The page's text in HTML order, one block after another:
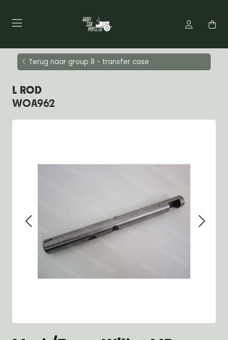
Terug naar group 8 - transfer case
L ROD
WOA962